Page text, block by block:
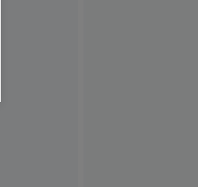
i nostri
valutare il livello di coinvolgimento,